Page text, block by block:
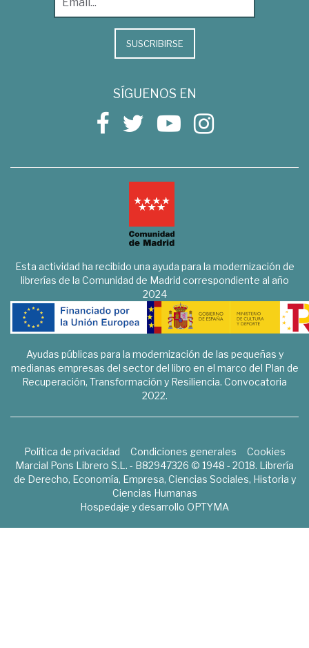
SUSCRIBIRSE
SÍGUENOS EN
Esta actividad ha recibido una ayuda para la modernización de
librerías de la Comunidad de Madrid correspondiente al año
2024
Ayudas públicas para la modernización de las pequeñas y
medianas empresas del sector del libro en el marco del Plan de
Recuperación, Transformación y Resiliencia. Convocatoria
2022.
Política de privacidad Condiciones generales
Cookies
Marcial Pons Librero S.L. - B82947326 © 1948 - 2018. Librería
de Derecho, Economía, Empresa, Ciencias Sociales, Historia y
Ciencias Humanas
Hospedaje y desarrollo OPTYMA